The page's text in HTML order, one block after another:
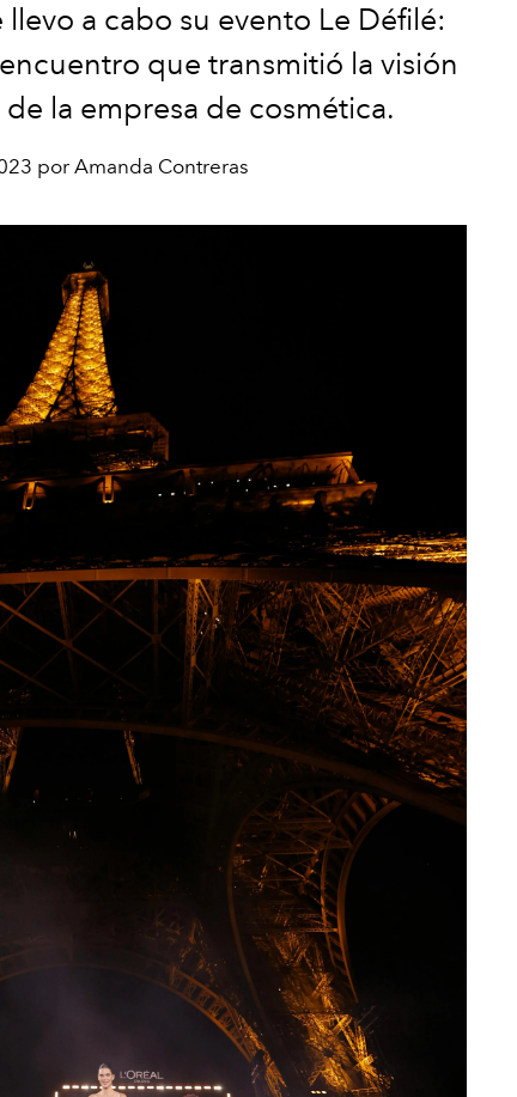
llevo a cabo su evento Le Défilé:
que transmitió la visión
la empresa de cosmética.
por Amanda Contreras